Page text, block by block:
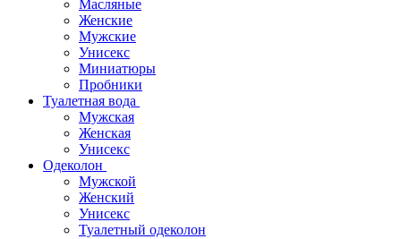
Масляные
Женские
Мужские
Унисекс
Миниатюры
Пробники
Туалетная вода
Мужская
Женская
Унисекс
Одеколон
Мужской
Женский
Унисекс
Туалетный одеколон